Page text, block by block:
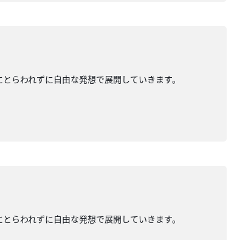
らわれずに自由な発想で展開していきます。
らわれずに自由な発想で展開していきます。